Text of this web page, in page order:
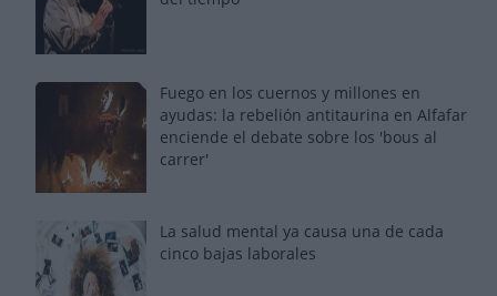
Fuego en los cuernos y millones en
ayudas: la rebelión antitaurina en Alfafar
enciende el debate sobre los 'bous al
carrer'
La salud mental ya causa una de cada
cinco bajas laborales